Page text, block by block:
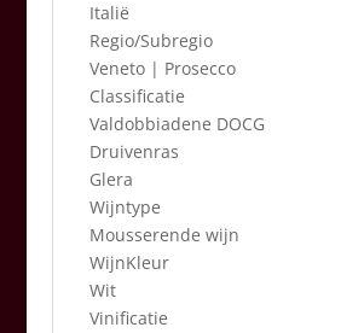
Italië
Regio/Subregio
Veneto | Prosecco
Classificatie
Valdobbiadene DOCG
Druivenras
Glera
Wijntype
Mousserende wijn
WijnKleur
Wit
Vinificatie